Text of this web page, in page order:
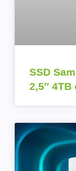
SSD
2,5″